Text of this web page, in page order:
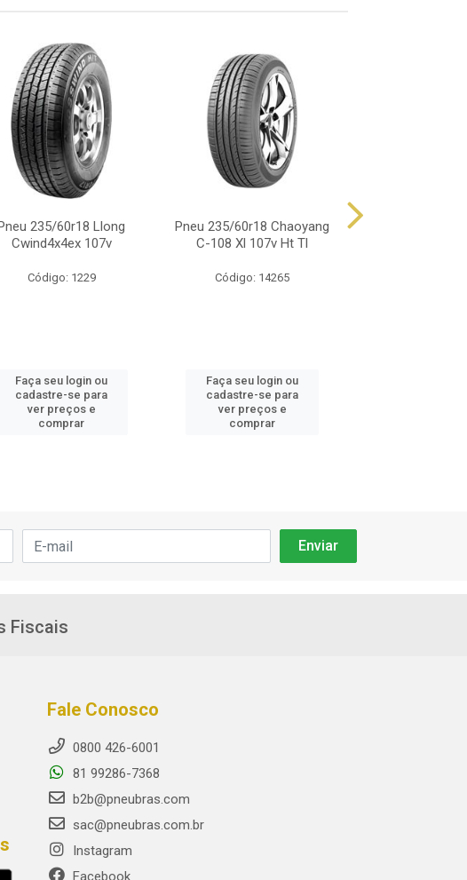
235/60r18 Llong
Cwind4x4ex 107v
Código: 1229
Faça seu login ou
cadastre-se para
ver preços e
comprar
Pneu 235/60r18 Chaoyang
C-108 Xl 107v Ht Tl
Código: 14265
Faça seu login ou
cadastre-se para
ver preços e
comprar
Fiscais
Fale Conosco
0800 426-6001
81 99286-7368
b2b@pneubras.com
sac@pneubras.com.br
Instagram
Facebook